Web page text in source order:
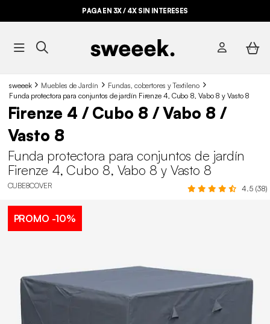
PAGA EN 3X / 4X SIN INTERESES
sweeek Muebles de Jardín
Fundas, cobertores y Textileno
Funda protectora para conjuntos de jardín Firenze 4, Cubo 8, Vabo 8 y Vasto 8
Firenze 4 / Cubo 8 / Vabo 8 /
Vasto 8
Funda protectora para conjuntos de jardín
Firenze 4, Cubo 8, Vabo 8 y Vasto 8
CUBE8COVER 4.5 (38)
PROMO -10%